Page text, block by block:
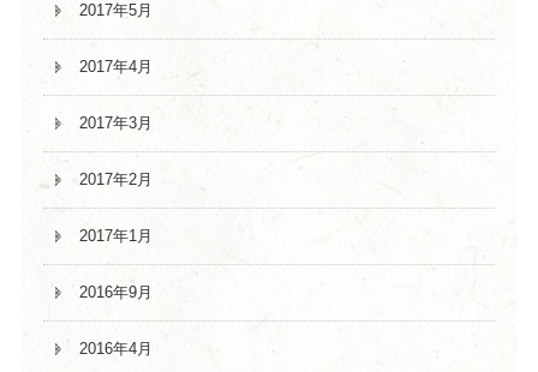
2017年5月
2017年4月
2017年3月
2017年2月
2017年1月
2016年9月
2016年4月